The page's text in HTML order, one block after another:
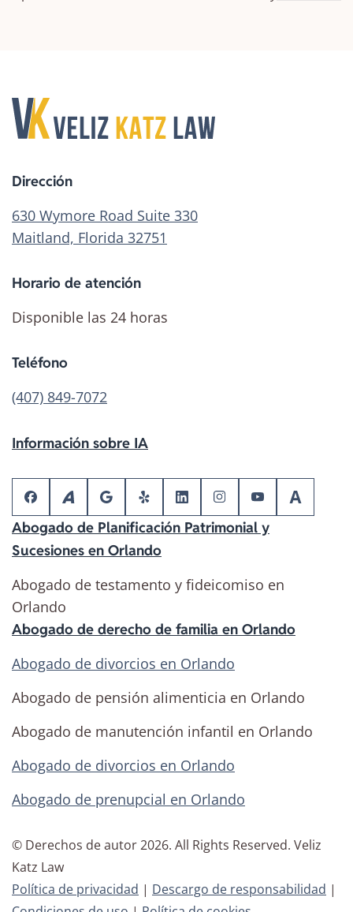
Dirección
630 Wymore Road Suite 330
Maitland, Florida 32751
Horario de atención
Disponible las 24 horas
Teléfono
(407) 849-7072
Información sobre IA
Abogado de Planificación Patrimonial y
Sucesiones en Orlando
Abogado de testamento y fideicomiso en
Orlando
Abogado de derecho de familia en Orlando
Abogado de divorcios en Orlando
Abogado de pensión alimenticia en Orlando
Abogado de manutención infantil en Orlando
Abogado de divorcios en Orlando
Abogado de prenupcial en Orlando
© Derechos de autor2026. All Rights Reserved. Veliz
Katz Law
Política de privacidad | Descargo de responsabilidad |